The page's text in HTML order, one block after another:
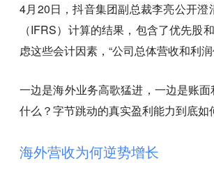
4月20日，抖音集团副总裁李亮公开
（IFRS）计算的结果，包含了优先股
虑这些会计因素，“公司总体营收和利润
一边是海外业务高歌猛进，一边是账
什么？字节跳动的真实盈利能力到底如
海外营收为何逆势增长